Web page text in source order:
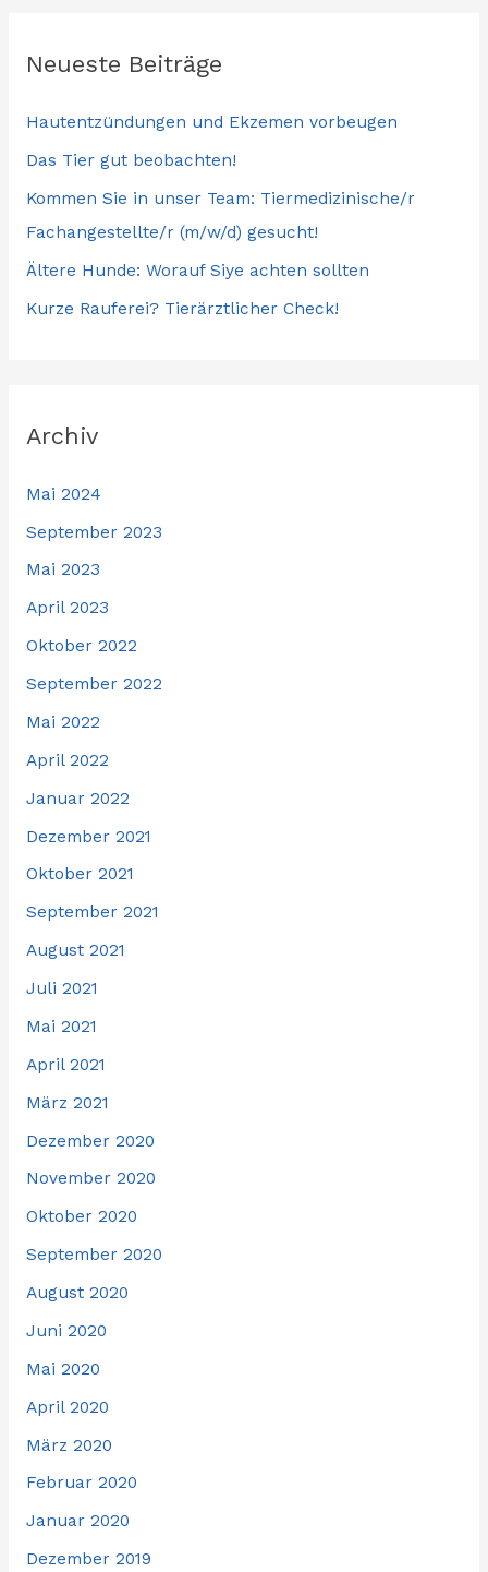
Neueste Beiträge
Hautentzündungen und Ekzemen vorbeugen
Das Tier gut beobachten!
Kommen Sie in unser Team: Tiermedizinische/r
Fachangestellte/r (m/w/d) gesucht!
Ältere Hunde: Worauf Siye achten sollten
Kurze Rauferei? Tierärztlicher Check!
Archiv
Mai 2024
September 2023
Mai 2023
April 2023
Oktober 2022
September 2022
Mai 2022
April 2022
Januar 2022
Dezember 2021
Oktober 2021
September 2021
August 2021
Juli 2021
Mai 2021
April 2021
März 2021
Dezember 2020
November 2020
Oktober 2020
September 2020
August 2020
Juni 2020
Mai 2020
April 2020
März 2020
Februar 2020
Januar 2020
Dezember 2019